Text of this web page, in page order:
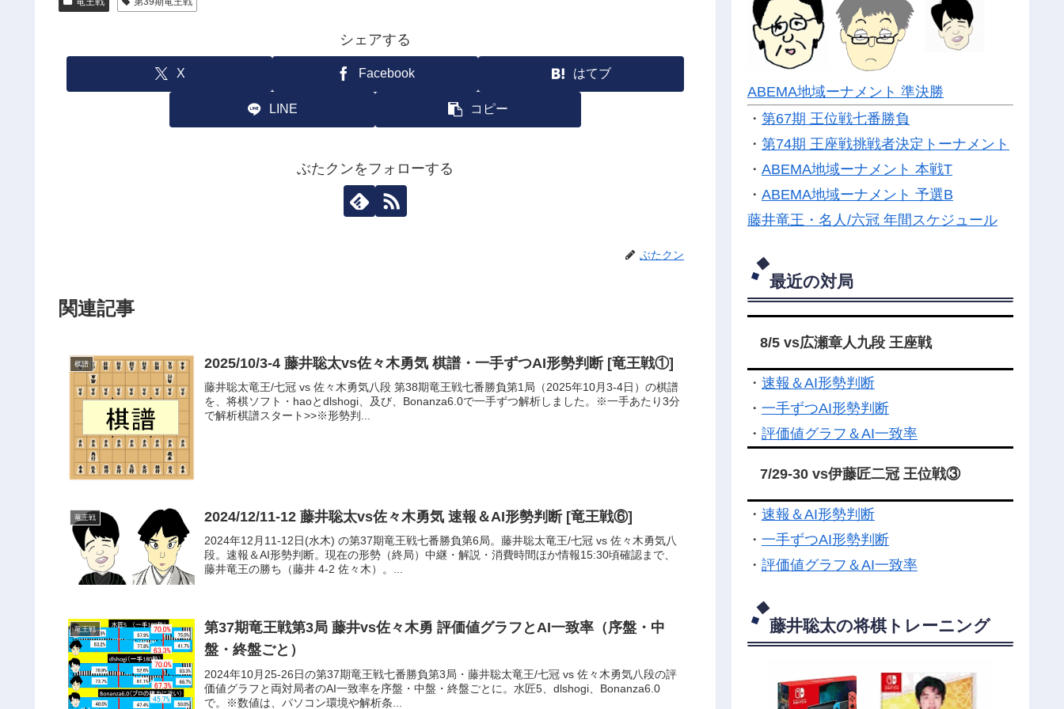
シェアする
X Facebook はてブ
LINE コピー
ぶたクンをフォローする
ぶたクン
関連記事
棋譜 2025/10/3-4 藤井聡太vs佐々木勇気 棋譜・一手ずつAI形勢判断 [竜王戦①]
藤井聡太竜王/七冠 vs 佐々木勇気八段 第38期竜王戦七番勝負第1局（2025年10月3-4日）の棋譜
を、将棋ソフト・haoとdlshogi、及び、Bonanza6.0で一手ずつ解析しました。※一手あたり3分
で解析棋譜スタート>>※形勢判...
竜王戦 2024/12/11-12 藤井聡太vs佐々木勇気 速報＆AI形勢判断 [竜王戦⑥]
2024年12月11-12日(水木) の第37期竜王戦七番勝負第6局。藤井聡太竜王/七冠 vs 佐々木勇気八
段。速報＆AI形勢判断。現在の形勢（終局）中継・解説・消費時間ほか情報15:30頃確認まで、
藤井竜王の勝ち（藤井 4-2 佐々木）。...
竜王戦
第37期竜王戦第3局 藤井vs佐々木勇 評価値グラフとAI一致率（序盤・中
盤・終盤ごと）
2024年10月25-26日の第37期竜王戦七番勝負第3局・藤井聡太竜王/七冠 vs 佐々木勇気八段の評
価値グラフと両対局者のAI一致率を序盤・中盤・終盤ごとに。水匠5、dlshogi、Bonanza6.0
で。※数値は、パソコン環境や解析条...
ABEMA地域ーナメント 準決勝
・ 第67期 王位戦七番勝負
・ 第74期 王座戦挑戦者決定トーナメント
・ ABEMA地域ーナメント 本戦T
・ ABEMA地域ーナメント 予選B
藤井竜王・名人/六冠 年間スケジュール
最近の対局
8/5 vs広瀬章人九段 王座戦
・ 速報＆AI形勢判断
・ 一手ずつAI形勢判断
・ 評価値グラフ＆AI一致率
7/29-30 vs伊藤匠二冠 王位戦③
・ 速報＆AI形勢判断
・ 一手ずつAI形勢判断
・ 評価値グラフ＆AI一致率
藤井聡太の将棋トレーニング